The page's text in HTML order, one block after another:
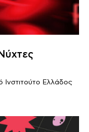
Ινστιτούτο Ελλάδος